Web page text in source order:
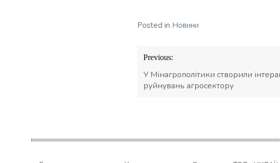
Posted in Новини
Навігація
записів
Previous:
У Мінагрополітики створили
руйнувань агросектору